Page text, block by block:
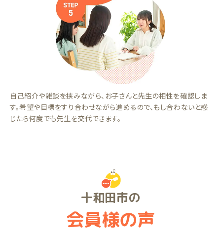
自己紹介や雑談を挟みながら、お子さんと先生の相性を確認しま
す。希望や目標をすり合わせながら進めるので、もし合わないと感
じたら何度でも先生を交代できます。
十和田市の
会員様の声